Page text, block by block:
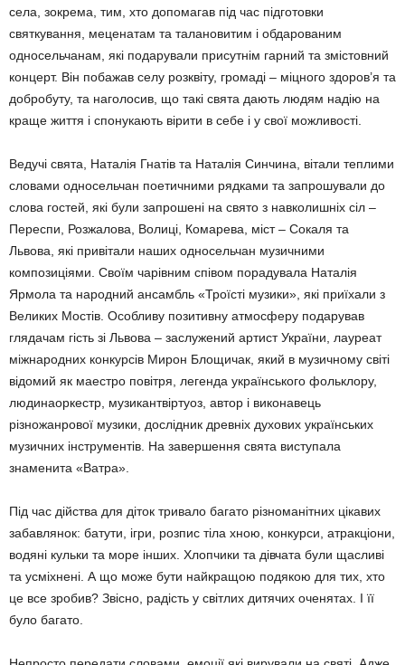
села, зокрема, тим, хто допомагав під час підготовки
святкування, меценатам та талановитим і обдарованим
односельчанам, які подарували присутнім гарний та змістовний
концерт. Він побажав селу розквіту, громаді – міцного здоров’я та
добробуту, та наголосив, що такі свята дають людям надію на
краще життя і спонукають вірити в себе і у свої можливості.
Ведучі свята, Наталія Гнатів та Наталія Синчина, вітали теплими
словами односельчан поетичними рядками та запрошували до
слова гостей, які були запрошені на свято з навколишніх сіл –
Переспи, Розжалова, Волиці, Комарева, міст – Сокаля та
Львова, які привітали наших односельчан музичними
композиціями. Своїм чарівним співом порадувала Наталія
Ярмола та народний ансамбль «Троїсті музики», які приїхали з
Великих Мостів. Особливу позитивну атмосферу подарував
глядачам гість зі Львова – заслужений артист України, лауреат
міжнародних конкурсів Мирон Блощичак, який в музичному світі
відомий як маестро повітря, легенда українського фольклору,
людинаоркестр, музикантвіртуоз, автор і виконавець
різножанрової музики, дослідник древніх духових українських
музичних інструментів. На завершення свята виступала
знаменита «Ватра».
Під час дійства для діток тривало багато різноманітних цікавих
забавлянок: батути, ігри, розпис тіла хною, конкурси, атракціони,
водяні кульки та море інших. Хлопчики та дівчата були щасливі
та усміхнені. А що може бути найкращою подякою для тих, хто
це все зробив? Звісно, радість у світлих дитячих оченятах. І її
було багато.